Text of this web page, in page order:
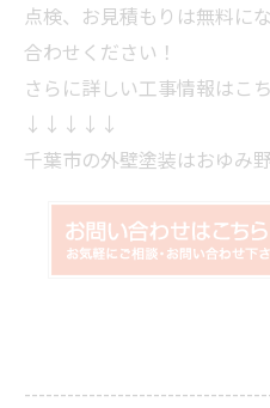
点検、お見積もりは無料に
合わせください！
さらに詳しい工事情報はこ
↓↓↓↓↓
千葉市の外壁塗装はおゆみ